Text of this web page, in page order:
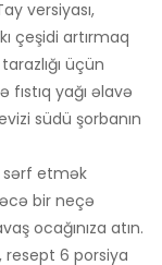
versiyası,
çeşidi artırmaq
üçün
fıstıq yağı əlavə
südü şorbanın
sərf etmək
bir neçə
ocağınıza atın.
resept 6 porsiya